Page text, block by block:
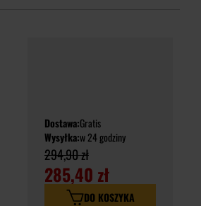
Dostawa:Gratis
Wysyłka:w 24 godziny
294,90 zł
285,40 zł
DO KOSZYKA